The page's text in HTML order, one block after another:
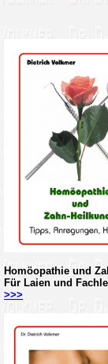
Homöopathie und
Für Laien und
>>>